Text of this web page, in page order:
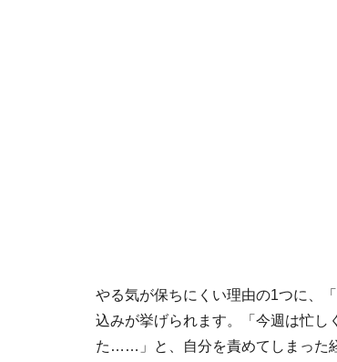
やる気が保ちにくい理由の1つに、
込みが挙げられます。「今週は忙し
た……」と、自分を責めてしまった